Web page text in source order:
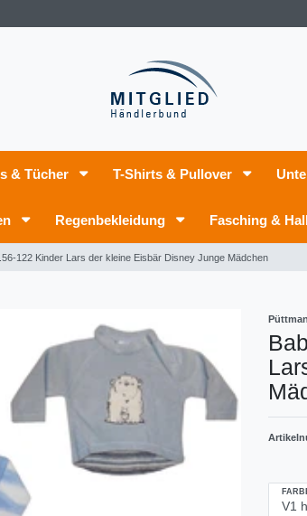
& Tücher T-Shirts & Pullover
Regenbekleidung Fasching &
122 Kinder Lars der kleine Eisbär Disney Junge Mädchen